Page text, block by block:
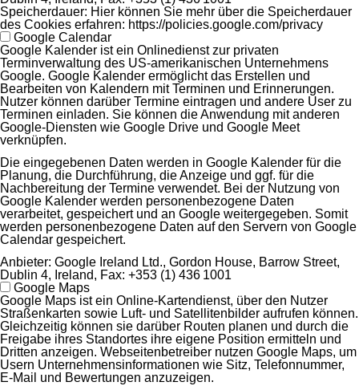
Speicherdauer: Hier können Sie mehr über die Speicherdauer
des Cookies erfahren: https://policies.google.com/privacy
Google Calendar
Google Kalender ist ein Onlinedienst zur privaten
Terminverwaltung des US-amerikanischen Unternehmens
Google. Google Kalender ermöglicht das Erstellen und
Bearbeiten von Kalendern mit Terminen und Erinnerungen.
Nutzer können darüber Termine eintragen und andere User zu
Terminen einladen. Sie können die Anwendung mit anderen
Google-Diensten wie Google Drive und Google Meet
verknüpfen.
Die eingegebenen Daten werden in Google Kalender für die
Planung, die Durchführung, die Anzeige und ggf. für die
Nachbereitung der Termine verwendet. Bei der Nutzung von
Google Kalender werden personenbezogene Daten
verarbeitet, gespeichert und an Google weitergegeben. Somit
werden personenbezogene Daten auf den Servern von Google
Calendar gespeichert.
Anbieter: Google Ireland Ltd., Gordon House, Barrow Street,
Dublin 4, Ireland, Fax: +353 (1) 436 1001
Google Maps
Google Maps ist ein Online-Kartendienst, über den Nutzer
Straßenkarten sowie Luft- und Satellitenbilder aufrufen können.
Gleichzeitig können sie darüber Routen planen und durch die
Freigabe ihres Standortes ihre eigene Position ermitteln und
Dritten anzeigen. Webseitenbetreiber nutzen Google Maps, um
Usern Unternehmensinformationen wie Sitz, Telefonnummer,
E-Mail und Bewertungen anzuzeigen.